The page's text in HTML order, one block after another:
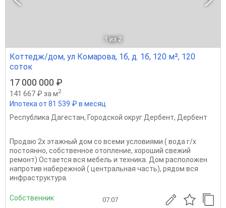
1 из 2
Коттедж/дом, ул Комарова, 1б, д. 1б, 120 м², 120
соток
17 000 000 ₽
141 667 ₽ за м2
Ипотека от 81 539 ₽ в месяц
Республика Дагестан, Городской округ Дербент, Дербент
Продаю 2х этажный дом со всеми условиями ( вода г/х
постоянно, собственное отопление, хороший свежий
ремонт) Остается вся мебель и техника. Дом расположен
напротив набережной ( центральная часть), рядом вся
инфраструктура.
Собственник 07.07